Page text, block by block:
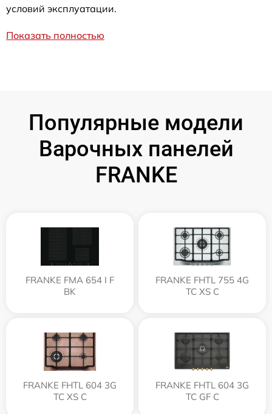
условий эксплуатации.
Показать полностью
Популярные модели
Варочных панелей
FRANKE
FRANKE FMA 654 I F
BK
FRANKE FHTL 755 4G
TC XS C
FRANKE FHTL 604 3G
TC XS C
FRANKE FHTL 604 3G
TC GF C